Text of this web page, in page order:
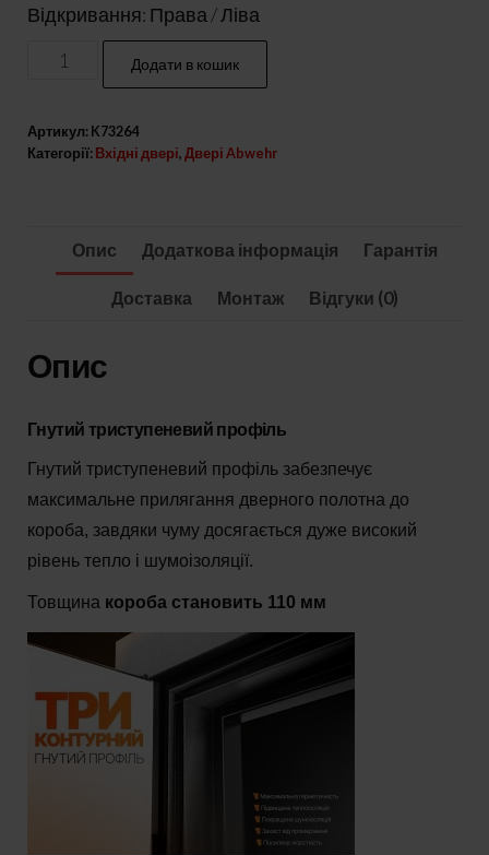
Відкривання: Права / Ліва
Вхідні
Simpli
кількість
Додати в кошик
Артикул: K73264
Категорії: Вхідні двері, Двері Abwehr
Опис Додаткова інформація Гарантія
Доставка Монтаж Відгуки (0)
Опис
Гнутий триступеневий профіль
Гнутий триступеневий профіль забезпечує
максимальне прилягання дверного полотна до
короба, завдяки чуму досягається дуже високий
рівень тепло і шумоізоляції.
Товщина короба становить 110 мм